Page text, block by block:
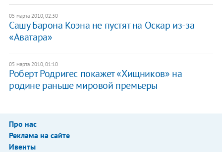
05 марта 2010, 02:30
Сашу Барона Коэна не пустят на Оскар из-за
«Аватара»
05 марта 2010, 01:10
Роберт Родригес покажет «Хищников» на
родине раньше мировой премьеры
Про нас
Реклама на сайте
Ивенты